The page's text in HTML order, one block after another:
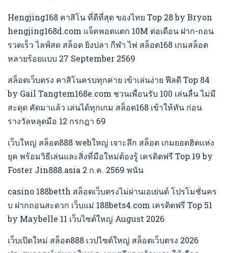
Hengjing168 คาสิโน ที่ดีที่สุด ของไทย Top 28 by Bryon
hengjing168d.com แจ็คพอตแตก 10M ต่อเดือน ฝาก-ถอน
รวดเร็ว ไลฟ์สด สล็อต ยิงปลา กีฬา ไพ่ สล็อต168 เกมสล็อต
หลายร้อยแบบ 27 September 2569
สล็อตเว็บตรง คาสิโนครบทุกค่าย เข้าเล่นง่าย ฟีลดี Top 84
by Gail Tangtem168e.com ชวนเพื่อนรับ 100 เล่นลื่น ไม่มี
สะดุด คัดมาแล้ว เล่นได้ทุกเกม สล็อต168 เข้าให้ทัน ก่อน
รางวัลหลุดมือ 12 กรกฎา 69
เว็บใหญ่ สล็อต888 webใหญ่ เจาะลึก สล็อต เกมยอดฮิตแห่ง
ยุค พร้อมวิธีเล่นและสิ่งที่มือใหม่ต้องรู้ เครดิตฟรี Top 19 by
Foster Jin888.asia 2 ก.ค. 2569 พนัน
casino 188betth สล็อตเว็บตรงไม่ผ่านเอเย่นต์ โปรโมชั่นคร
บ ฝากถอนสะดวก เว็บแม่ 188bets4.com เครดิตฟรี Top 51
by Maybelle 11 เว็บไซต์ใหญ่ August 2026
เว็บเปิดใหม่ สล็อต888 เวปไซต์ใหญ่ สล็อตเว็บตรง 2026